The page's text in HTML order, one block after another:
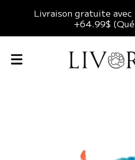
ALLER AU CONTENU
Livraison gratuite
+64.99$